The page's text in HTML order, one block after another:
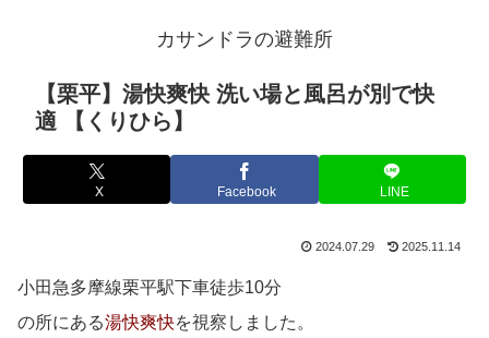
カサンドラの避難所
【栗平】湯快爽快 洗い場と風呂が別で快
適 【くりひら】
X Facebook LINE
2024.07.29 2025.11.14
小田急多摩線栗平駅下車徒歩10分
の所にある湯快爽快を視察しました。